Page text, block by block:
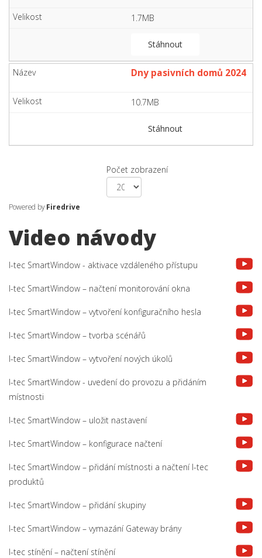
1.7MB
Stáhnout
Dny pasivních domů 2024
10.7MB
Stáhnout
Počet zobrazení
Powered byFiredrive
Video návody
I-tec SmartWindow - aktivace vzdáleného přístupu
I-tec SmartWindow – načtení monitorování okna
I-tec SmartWindow – vytvoření konfiguračního hesla
I-tec SmartWindow – tvorba scénářů
I-tec SmartWindow – vytvoření nových úkolů
I-tec SmartWindow - uvedení do provozu a přidáním
místnosti
I-tec SmartWindow – uložit nastavení
I-tec SmartWindow – konfigurace načtení
I-tec SmartWindow – přidání místnosti a načtení I-tec
produktů
I-tec SmartWindow – přidání skupiny
I-tec SmartWindow – vymazání Gateway brány
I-tec stínění – načtení stínění